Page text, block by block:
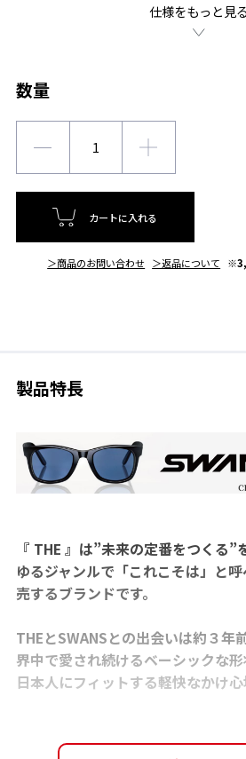
仕様をもっと見る
数量
カートに入れる
＞商品のお問い合わせ ＞返品について
製品特長
『 THE 』は”未来の定番をつくる
ゆるジャンルで「これこそは」と
売するブランドです。
THEとSWANSとの出会いは約３年
界中で愛され続けるベーシックな
日本人にフィットする軽快なかけ